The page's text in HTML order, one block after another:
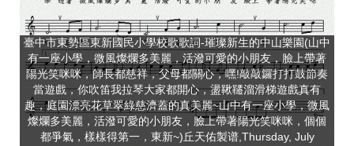
臺中市東勢區東新國民小學校歌歌詞-璀璨新生的中山樂園(山中
有一座小學，微風燦爛多美麗，活潑可愛的小朋友，臉上帶著
陽光笑咪咪，師長都慈祥，父母都關心，嘿!敲敲鑼打打鼓節奏
當遊戲，你吹笛我拉琴大家都開心，盪鞦韆溜滑梯遊戲真有
趣，庭園漂亮花草翠綠慈濟蓋的真美麗~山中有一座小學，微風
燦爛多美麗，活潑可愛的小朋友，臉上帶著陽光笑咪咪，個個
都爭氣，樣樣得第一，東新~)丘天佑製谱,Thursday, July